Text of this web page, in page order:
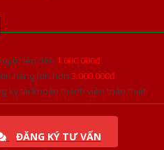
trí lên đến 1.000.000đ
hàng lớn hơn 3.000.000đ
ký tài khoản thành viên thân thiết
ĐĂNG KÝ TƯ VẤN